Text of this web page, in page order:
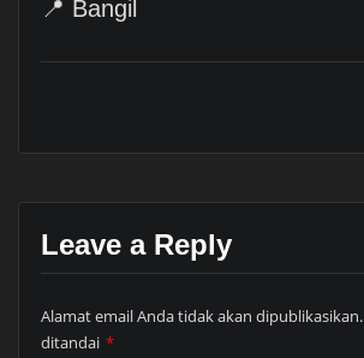
📍 Bangil
Leave a Reply
Alamat email Anda tidak akan dipublikasikan.
ditandai *